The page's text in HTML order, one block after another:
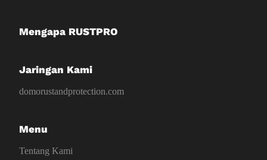
Mengapa RUSTPRO
Jaringan Kami
domorustandprotection.com
Menu
Tentang Kami